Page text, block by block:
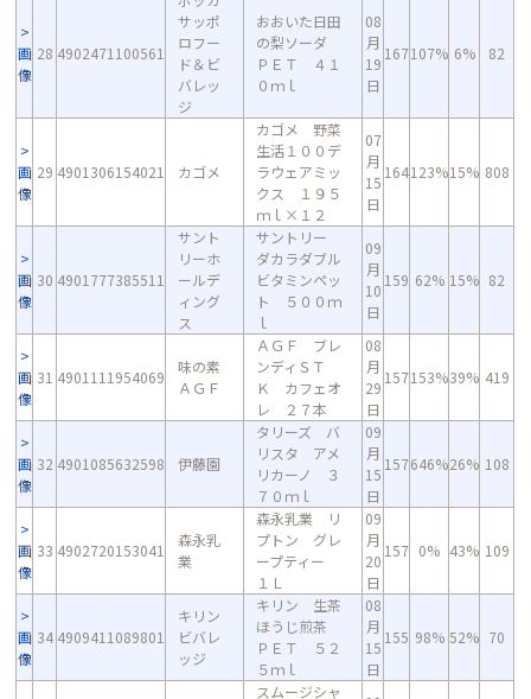
画
像
28 4902471100561
サッポ
ロフー
ド＆ビ
バレッ
ジ
おおいた日田
の梨ソーダ
ＰＥＴ ４１
０ｍｌ
08
月
19
日
167107% 6% 82
画
像
29 4901306154021 カゴメ
カゴメ 野菜
生活１００デ
ラウェアミッ
クス １９５
ｍｌ×１２
07
月
15
日
164123%15% 808
画
像
30 4901777385511
サント
リーホ
ールデ
ィング
ス
サントリー
ダカラダブル
ビタミンペッ
ト ５００ｍ
ｌ
09
月
10
日
159 62% 15% 82
画
像
31 4901111954069
味の素
ＡＧＦ
ＡＧＦ ブレ
ンディＳＴ
Ｋ カフェオ
レ ２７本
08
月
29
日
157153%39% 419
画
像
32 4901085632598 伊藤園
タリーズ バ
リスタ アメ
リカーノ ３
７０ｍｌ
09
月
15
日
157646%26% 108
画
像
33 4902720153041
森永乳
業
森永乳業 リ
プトン グレ
ープティー
１Ｌ
09
月
20
日
157 0% 43% 109
画
像
34 4909411089801
キリン
ビバレ
ッジ
キリン 生茶
ほうじ煎茶
ＰＥＴ ５２
５ｍｌ
08
月
15
日
155 98% 52% 70
スムージシャ